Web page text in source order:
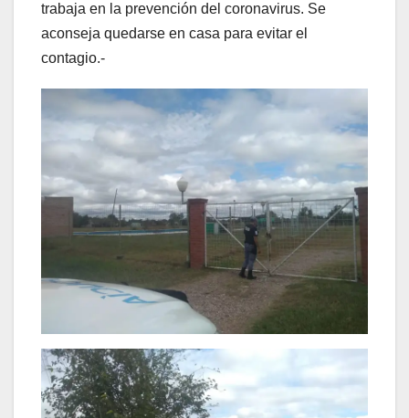
trabaja en la prevención del coronavirus. Se
aconseja quedarse en casa para evitar el
contagio.-